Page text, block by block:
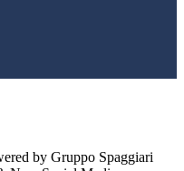
by Gruppo Spaggiari